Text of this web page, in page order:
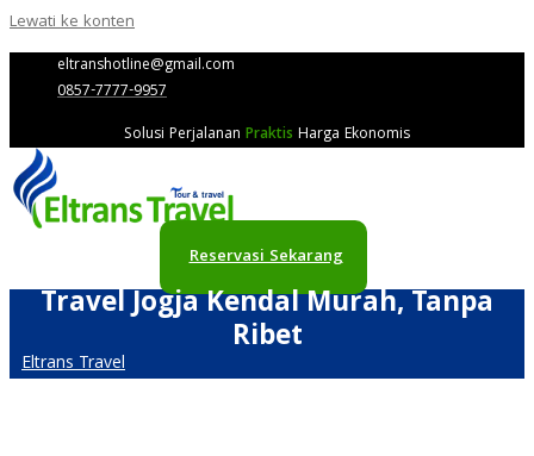
Lewati ke konten
eltranshotline@gmail.com
0857-7777-9957
Solusi Perjalanan Praktis Harga Ekonomis
Reservasi Sekarang
Travel Jogja Kendal Murah, Tanpa
Ribet
Eltrans Travel